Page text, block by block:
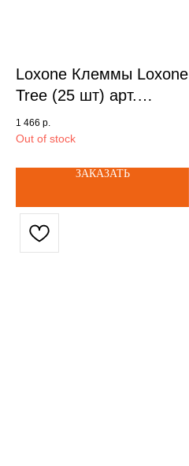
Loxone Клеммы Loxone
Tree (25 шт) арт.
200358
1 466 р.
Out of stock
ЗАКАЗАТЬ